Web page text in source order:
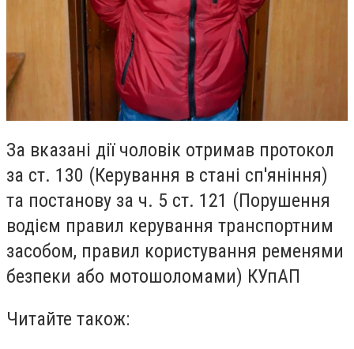
За вказані дії чоловік отримав протокол
за ст. 130 (Керування в стані сп'яніння)
та постанову за ч. 5 ст. 121 (Порушення
водієм правил керування транспортним
засобом, правил користування ременями
безпеки або мотошоломами) КУпАП
Читайте також: